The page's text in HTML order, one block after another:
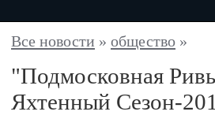
Все новости » общество »
"Подмосковная
Яхтенный Сезон-